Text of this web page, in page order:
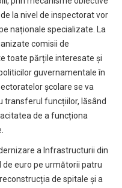
la nivel de inspectorat vor
naționale specializate. La
comisii de
toate părțile interesate și
guvernamentale în
școlare se va
transferul funcțiilor, lăsând
de a funcționa
a Infrastructurii din
euro pe următorii patru
de spitale și a